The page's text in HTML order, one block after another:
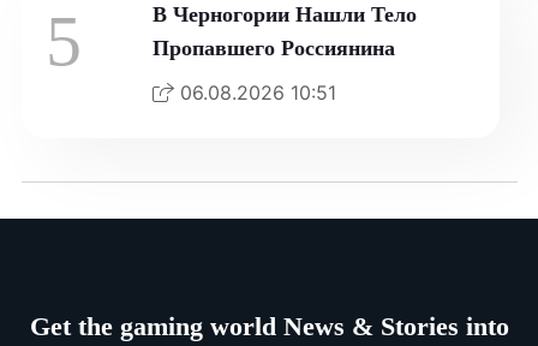
5
В Черногории Нашли Тело
Пропавшего Россиянина
06.08.2026 10:51
Get the gaming world News & Stories into